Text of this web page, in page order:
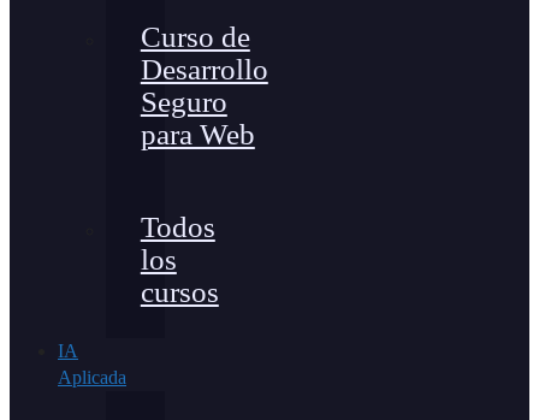
Curso de
Desarrollo
Seguro
para Web
Todos
los
cursos
IA
Aplicada